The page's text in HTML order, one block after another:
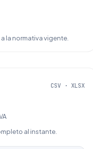
la normativa vigente.
CSV · XLSX
al instante.